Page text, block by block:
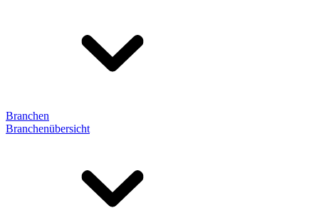
Branchen
Branchenübersicht